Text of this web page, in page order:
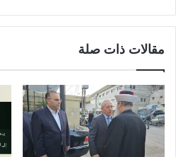
شارك هذا الموضوع:
WhatsApp
العفو العام عيد الأضحى
مقالات ذات صلة